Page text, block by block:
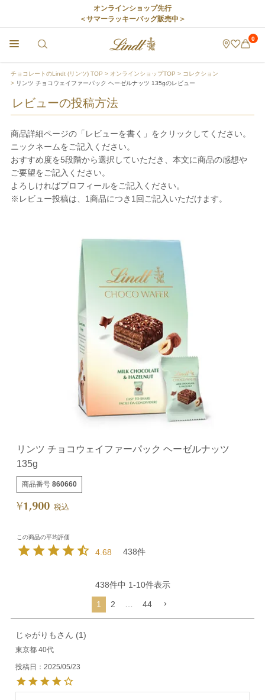
オンラインショップ先行
＜サマーラッキーバッグ販売中＞
0
チョコレートのLindt (リンツ) TOP オンラインショップTOP
コレクション
リンツ チョコウェイファーパック ヘーゼルナッツ 135gのレビュー
レビューの投稿方法
商品詳細ページの「レビューを書く」をクリックしてください。
ニックネームをご記入ください。
おすすめ度を5段階から選択していただき、本文に商品の感想や
ご要望をご記入ください。
よろしければプロフィールをご記入ください。
※レビュー投稿は、1商品につき1回ご記入いただけます。
リンツ チョコウェイファーパック ヘーゼルナッツ
135g
商品番号 860660
¥1,900 税込
4.68 438
438件中 1-10件表示
1 2 44
じゃがりも 1
東京都 40代
投稿日 2025/05/23